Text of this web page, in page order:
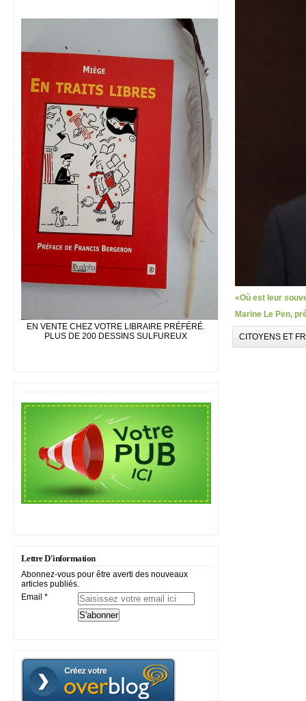
EN VENTE CHEZ VOTRE LIBRAIRE PRÉFÉRÉ.
PLUS DE 200 DESSINS SULFUREUX
Lettre D'information
Abonnez-vous pour être averti des nouveaux
articles publiés.
Email
«Où est leur
Marine Le Pen,
CITOYENS ET